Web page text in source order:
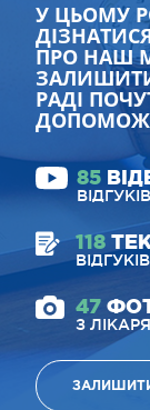
У ЦЬОМУ
ПРО НАШ
РАДІ
85
ВІДГУКІВ
118
ВІДГУКІВ
47
З